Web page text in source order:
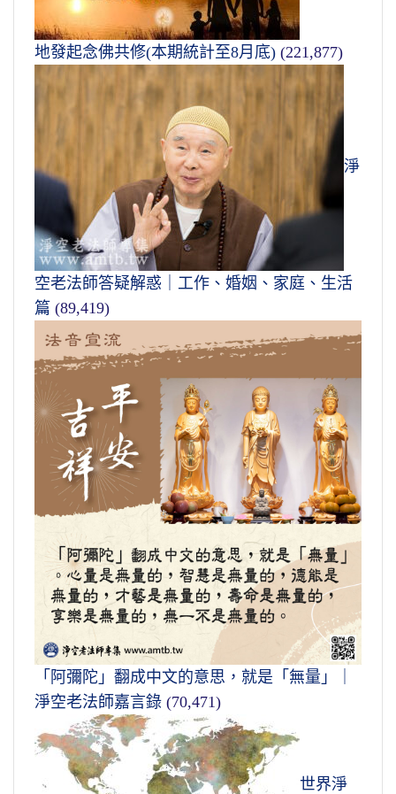
地發起念佛共修(本期統計至8月底) (221,877)
淨
空老法師答疑解惑｜工作、婚姻、家庭、生活
篇 (89,419)
「阿彌陀」翻成中文的意思，就是「無量」｜
淨空老法師嘉言錄 (70,471)
世界淨